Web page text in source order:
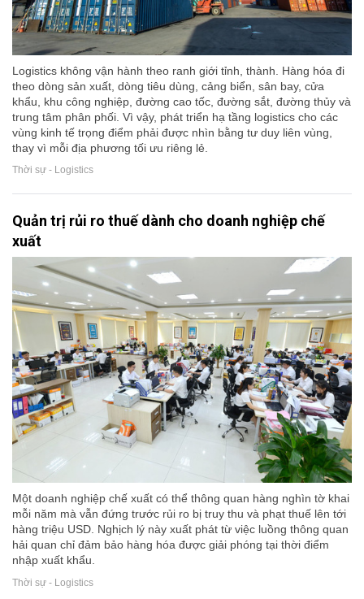
Logistics không vận hành theo ranh giới tỉnh, thành. Hàng hóa đi
theo dòng sản xuất, dòng tiêu dùng, cảng biển, sân bay, cửa
khẩu, khu công nghiệp, đường cao tốc, đường sắt, đường thủy và
trung tâm phân phối. Vì vậy, phát triển hạ tầng logistics cho các
vùng kinh tế trọng điểm phải được nhìn bằng tư duy liên vùng,
thay vì mỗi địa phương tối ưu riêng lẻ.
Thời sự - Logistics
Quản trị rủi ro thuế dành cho doanh nghiệp chế
xuất
Một doanh nghiệp chế xuất có thể thông quan hàng nghìn tờ khai
mỗi năm mà vẫn đứng trước rủi ro bị truy thu và phạt thuế lên tới
hàng triệu USD. Nghịch lý này xuất phát từ việc luồng thông quan
hải quan chỉ đảm bảo hàng hóa được giải phóng tại thời điểm
nhập xuất khẩu.
Thời sự - Logistics